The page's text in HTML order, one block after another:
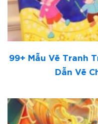
99+ Mẫu Vẽ Tranh
Dẫn Vẽ